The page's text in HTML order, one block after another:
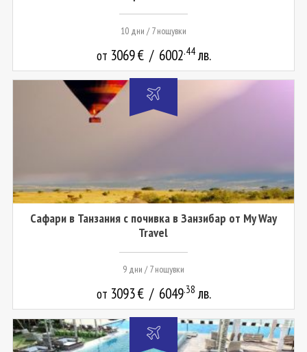
10 дни / 7 нощувки
от 3069€ / 6002.44 лв.
Сафари в Танзания с почивка в Занзибар от My Way
Travel
9 дни / 7 нощувки
от 3093€ / 6049.38 лв.